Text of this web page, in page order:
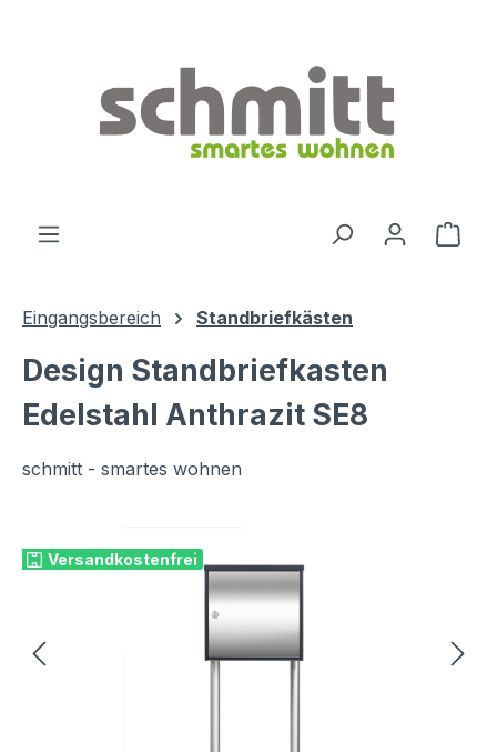
Eingangsbereich Standbriefkästen
Design Standbriefkasten
Edelstahl Anthrazit SE8
schmitt - smartes wohnen
Versandkostenfrei